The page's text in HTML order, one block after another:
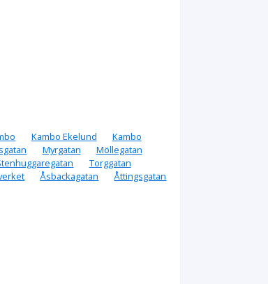
Kambo Ekelund
Kambo
Myrgatan
Möllegatan
Torggatan
Åsbackagatan
Åttingsgatan